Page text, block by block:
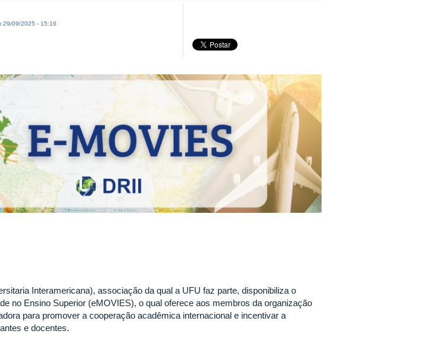
29/09/2025 - 15:16
Interamericana), associação da qual a UFU faz parte, disponibiliza o
no Ensino Superior (eMOVIES), o qual oferece aos membros da organização
para promover a cooperação acadêmica internacional e incentivar a
e docentes.